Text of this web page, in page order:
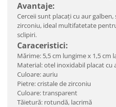
Avantaje:
Cerceii sunt placați cu aur
zirconiu, ideal multifatetate
sclipiri.
Caraceristici:
Mărime: 5,5 cm lungime x 1,5 cm
Material: otel inoxidabil placat cu
Culoare: auriu
Pietre: cristale de zirconiu
Culoare: transparent
Tăietură: rotundă, lacrimă